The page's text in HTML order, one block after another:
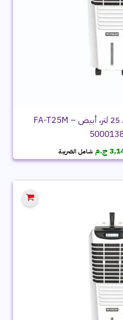
مبرد هواء تربو فريش، 25 لتر، أبيض – FA-T25M
ج.م.
ج.م السعر
الحالي
3,149 ج.م.
شامل الضريبة